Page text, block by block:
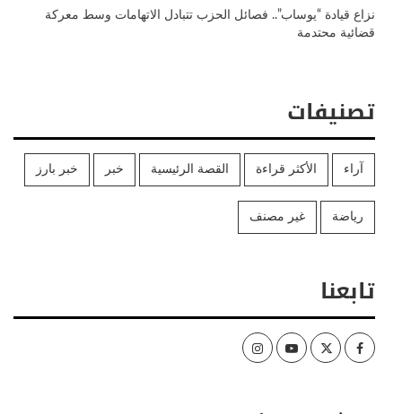
نزاع قيادة “يوساب”.. فصائل الحزب تتبادل الاتهامات وسط معركة
قضائية محتدمة
تصنيفات
آراء الأكثر قراءة القصة الرئيسية خبر خبر بارز
رياضة غير مصنف
تابعنا
Facebook
Twitter
Youtube
Instagram